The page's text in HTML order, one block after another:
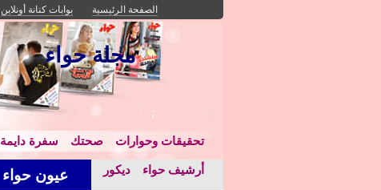
الصفحة الرئيسية بوابات كنانة أونلاين
مجلة حواء
تحقيقات وحوارات صحتك سفرة دايمة
أرشيف حواء ديكور عيون حواء